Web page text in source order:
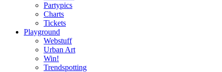
Partypics
Charts
Tickets
Playground
Webstuff
Urban Art
Win!
Trendspotting